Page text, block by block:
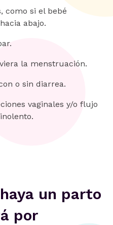
como si el bebé
abajo.
la menstruación.
o sin diarrea.
vaginales y/o flujo
un parto
por